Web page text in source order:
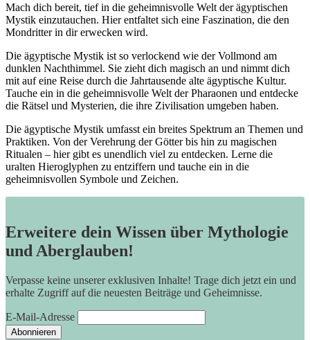
Mach dich bereit, tief in die geheimnisvolle Welt der ägyptischen
Mystik einzutauchen. Hier entfaltet sich eine Faszination, die den
Mondritter in dir erwecken wird.
Die ägyptische Mystik ist so verlockend wie der Vollmond am
dunklen Nachthimmel. Sie zieht dich magisch an und nimmt dich
mit auf eine Reise durch die Jahrtausende alte ägyptische Kultur.
Tauche ein in die geheimnisvolle Welt der Pharaonen und entdecke
die Rätsel und Mysterien, die ihre Zivilisation umgeben haben.
Die ägyptische Mystik umfasst ein breites Spektrum an Themen und
Praktiken. Von der Verehrung der Götter bis hin zu magischen
Ritualen – hier gibt es unendlich viel zu entdecken. Lerne die
uralten Hieroglyphen zu entziffern und tauche ein in die
geheimnisvollen Symbole und Zeichen.
Erweitere dein Wissen über Mythologie
und Aberglauben!
Verpasse keine unserer exklusiven Inhalte! Trage dich jetzt ein und
erhalte Zugriff auf die neuesten Beiträge und Geheimnisse.
E-Mail-Adresse